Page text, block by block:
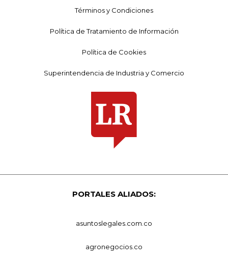
Términos y Condiciones
Política de Tratamiento de Información
Política de Cookies
Superintendencia de Industria y Comercio
PORTALES ALIADOS:
asuntoslegales.com.co
agronegocios.co